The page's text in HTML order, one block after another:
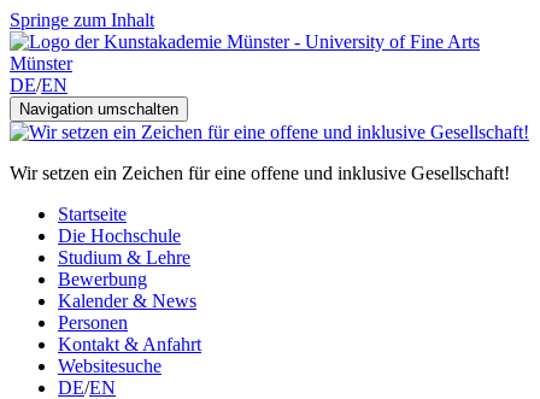
Springe zum Inhalt
DE/EN
Navigation umschalten
Wir setzen ein Zeichen für eine offene und inklusive Gesellschaft!
Startseite
Die Hochschule
Studium & Lehre
Bewerbung
Kalender & News
Personen
Kontakt & Anfahrt
Websitesuche
DE/EN